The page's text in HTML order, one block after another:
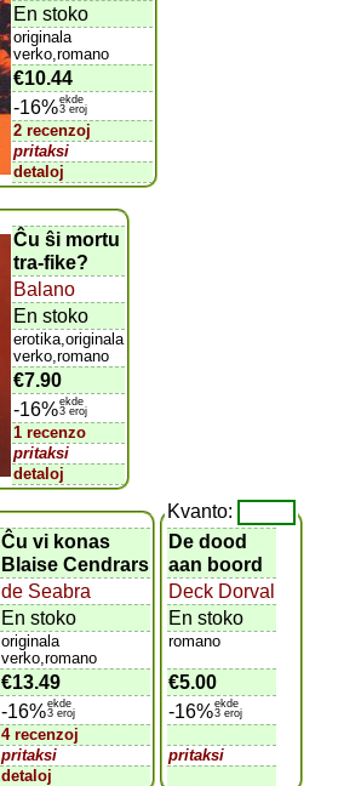
En stoko
originala
verko,romano
€10.44
-16%ekde
3 eroj
2 recenzoj
pritaksi
detaloj
Ĉu ŝi mortu
tra-fike?
Balano
En stoko
erotika,originala
verko,romano
€7.90
-16%ekde
3 eroj
1 recenzo
pritaksi
detaloj
Ĉu vi konas
Blaise Cendrars
de Seabra
En stoko
originala
verko,romano
€13.49
-16%ekde
3 eroj
4 recenzoj
pritaksi
detaloj
Kvanto:
De dood
aan boord
Deck Dorval
En stoko
romano
€5.00
-16%ekde
3 eroj
pritaksi